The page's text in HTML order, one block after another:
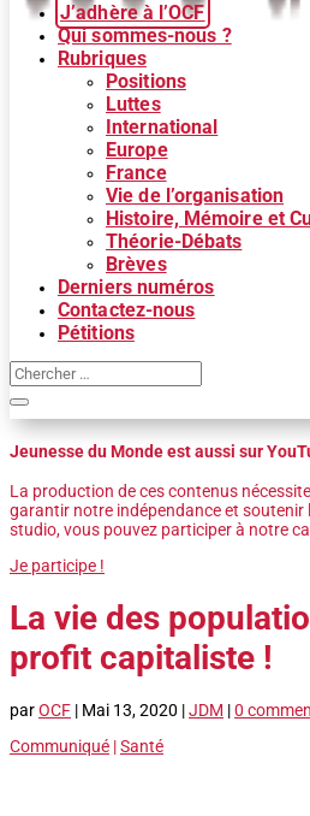
J’adhère à l’OCF
Qui sommes-nous ?
Rubriques
Positions
Luttes
International
Europe
France
Vie de l’organisation
Histoire, Mémoire et
Théorie-Débats
Brèves
Derniers numéros
Contactez-nous
Pétitions
Jeunesse du Monde est aussi sur
La production de ces contenus
garantir notre indépendance et soutenir
studio, vous pouvez participer à notre
Je participe !
La vie des
profit capitaliste !
parOCF | Mai 13, 2020 |JDM |0
Communiqué |Santé